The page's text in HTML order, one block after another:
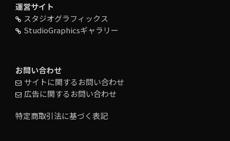
運営サイト
スタジオグラフィックス
StudioGraphicsギャラリー
お問い合わせ
サイトに関するお問い合わせ
広告に関するお問い合わせ
特定商取引法に基づく表記